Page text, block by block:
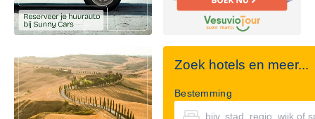
Zoek hotels en meer...
Bestemming